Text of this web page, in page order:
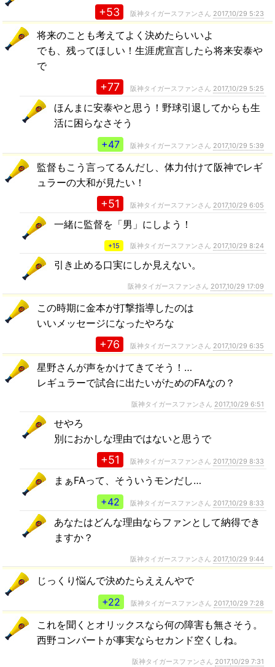
+53 阪神タイガースファンさん 2017,10/29 5:23
将来のことも考えてよく決めたらいいよ
でも、残ってほしい！生涯虎宣言したら将来安泰や
で
+77 阪神タイガースファンさん 2017,10/29 5:25
ほんまに安泰やと思う！野球引退してからも生
活に困らなさそう
+47
阪神タイガースファンさん 2017,10/29 5:39
監督もこう言ってるんだし、体力付けて阪神でレギ
ュラーの大和が見たい！
+51 阪神タイガースファンさん 2017,10/29 6:05
一緒に監督を「男」にしよう！
+15 阪神タイガースファンさん 2017,10/29 8:24
引き止める口実にしか見えない。
阪神タイガースファンさん 2017,10/29 17:09
この時期に金本が打撃指導したのは
いいメッセージになったやろな
+76 阪神タイガースファンさん 2017,10/29 6:35
星野さんが声をかけてきてそう！…
レギュラーで試合に出たいがためのFAなの？
阪神タイガースファンさん 2017,10/29 6:51
せやろ
別におかしな理由ではないと思うで
+51 阪神タイガースファンさん 2017,10/29 8:33
まぁFAって、そういうモンだし…
+42
阪神タイガースファンさん 2017,10/29 8:33
あなたはどんな理由ならファンとして納得でき
ますか？
阪神タイガースファンさん 2017,10/29 9:44
じっくり悩んで決めたらええんやで
+22
阪神タイガースファンさん 2017,10/29 7:28
これを聞くとオリックスなら何の障害も無さそう。
西野コンバートが事実ならセカンド空くしね。
阪神タイガースファンさん 2017,10/29 7:31